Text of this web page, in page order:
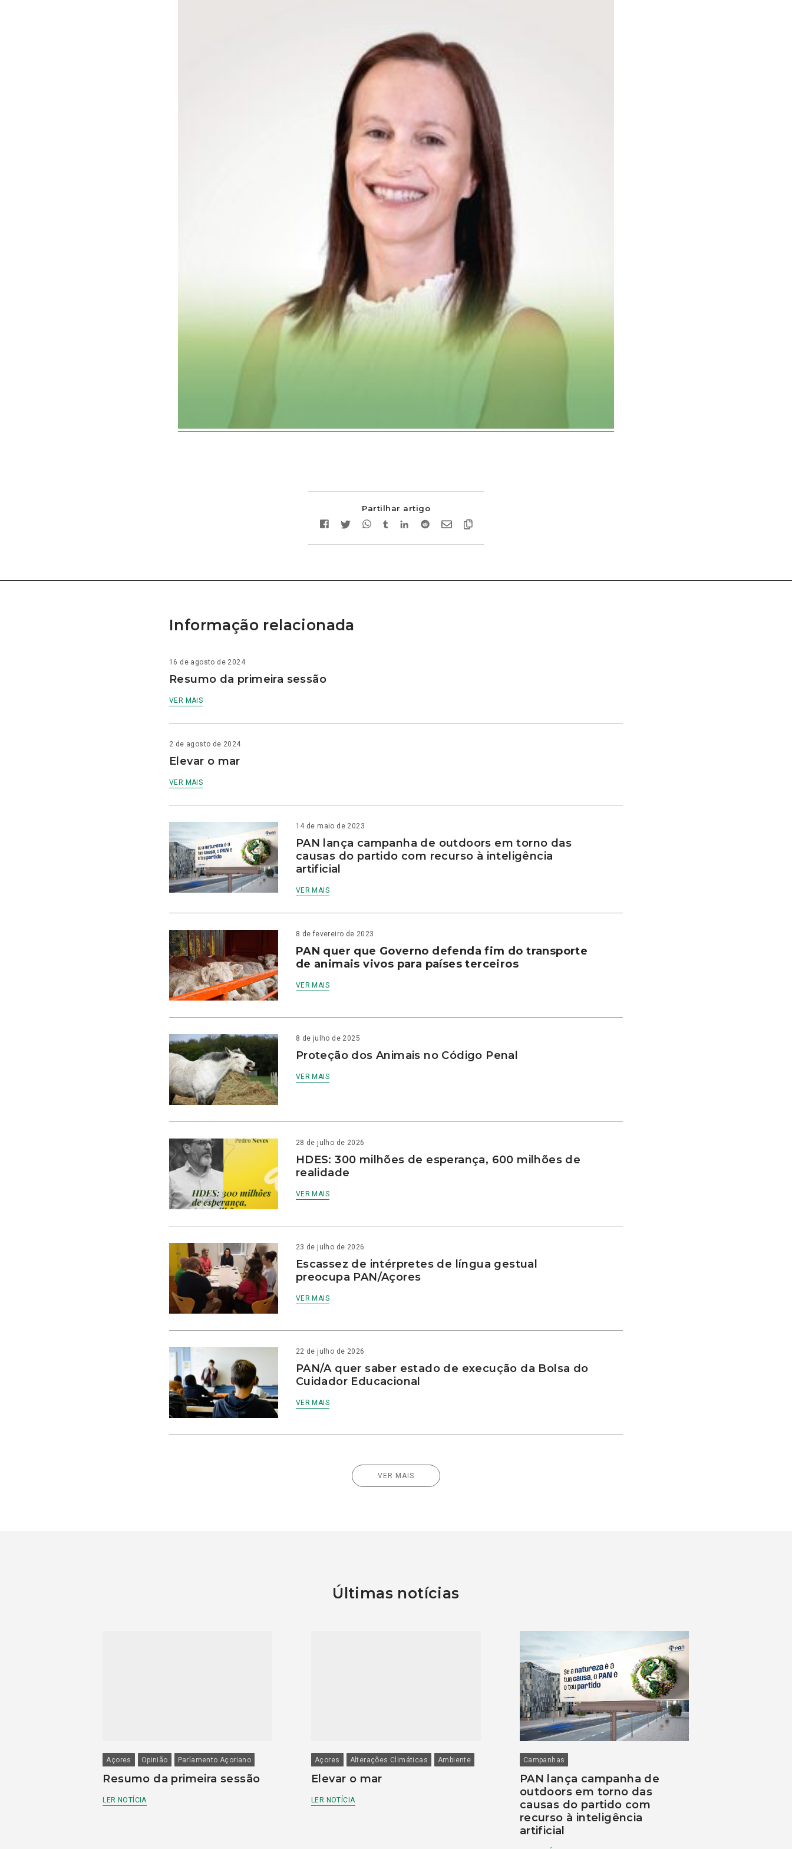
Partilhar artigo
Informação relacionada
16 de agosto de 2024
Resumo da primeira sessão
VER MAIS
2 de agosto de 2024
Elevar o mar
VER MAIS
14 de maio de 2023
PAN lança campanha de outdoors em torno das
causas do partido com recurso à inteligência
artificial
VER MAIS
8 de fevereiro de 2023
PAN quer que Governo defenda fim do transporte
de animais vivos para países terceiros
VER MAIS
8 de julho de 2025
Proteção dos Animais no Código Penal
VER MAIS
28 de julho de 2026
HDES: 300 milhões de esperança, 600 milhões de
realidade
VER MAIS
23 de julho de 2026
Escassez de intérpretes de língua gestual
preocupa PAN/Açores
VER MAIS
22 de julho de 2026
PAN/A quer saber estado de execução da Bolsa do
Cuidador Educacional
VER MAIS
VER MAIS
Últimas notícias
Açores Opinião Parlamento Açoriano
Resumo da primeira sessão
LER NOTÍCIA
Açores Alterações Climáticas Ambiente
Elevar o mar
LER NOTÍCIA
Campanhas
PAN lança campanha de
outdoors em torno das
causas do partido com
recurso à inteligência
artificial